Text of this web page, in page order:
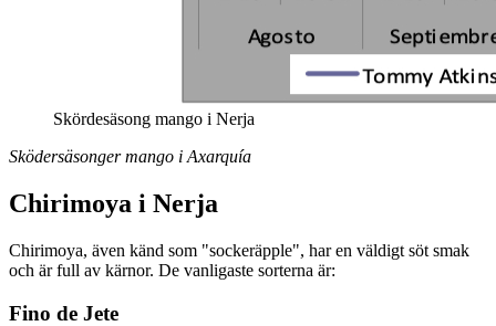
Skördesäsong mango i Nerja
Sködersäsonger mango i Axarquía
Chirimoya i Nerja
Chirimoya, även känd som "sockeräpple", har en väldigt söt smak
och är full av kärnor. De vanligaste sorterna är:
Fino de Jete